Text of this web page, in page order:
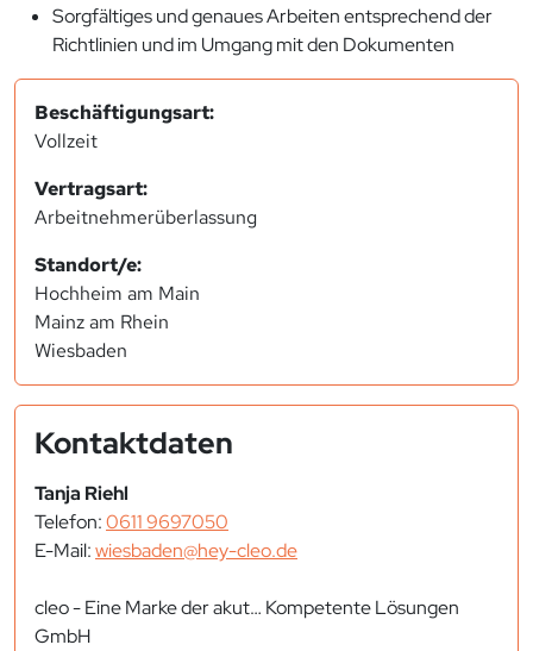
Sorgfältiges und genaues Arbeiten entsprechend der
Richtlinien und im Umgang mit den Dokumenten
Beschäftigungsart:
Vollzeit
Vertragsart:
Arbeitnehmerüberlassung
Standort/e:
Hochheim am Main
Mainz am Rhein
Wiesbaden
Kontaktdaten
Tanja Riehl
Telefon:0611 9697050
E-Mail:wiesbaden@hey-cleo.de
cleo - Eine Marke der akut… Kompetente Lösungen
GmbH